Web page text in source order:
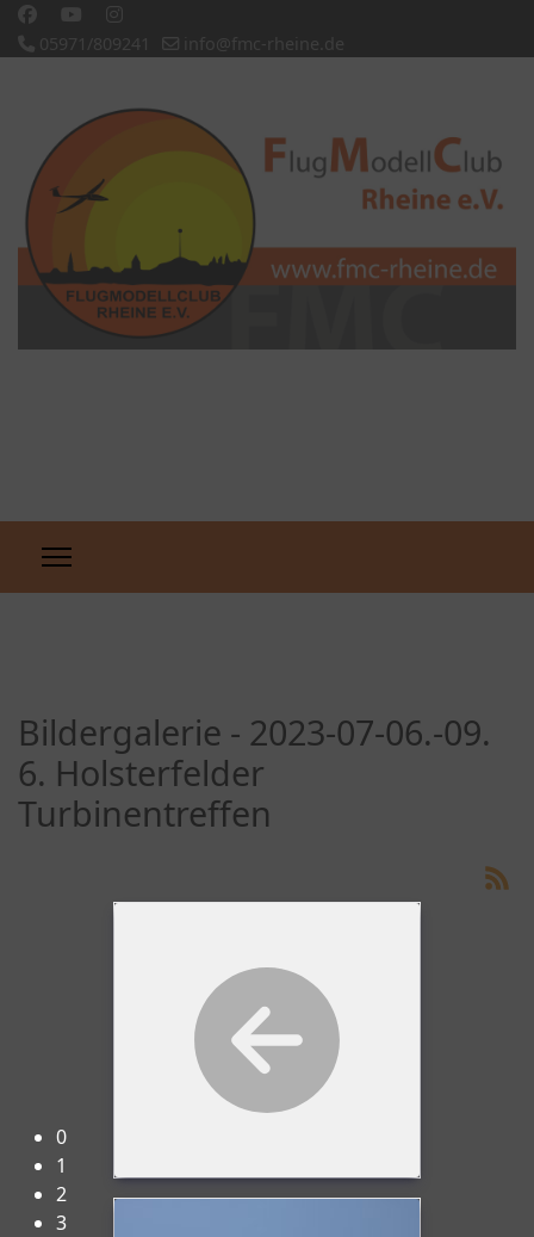
05971/809241 info@fmc-rheine.de
Herzlich Willkommen beim FMC-Rheine e.V.!
0
1
2
3
Bildergalerie - 2023-07-06.-09.
6. Holsterfelder
Turbinentreffen